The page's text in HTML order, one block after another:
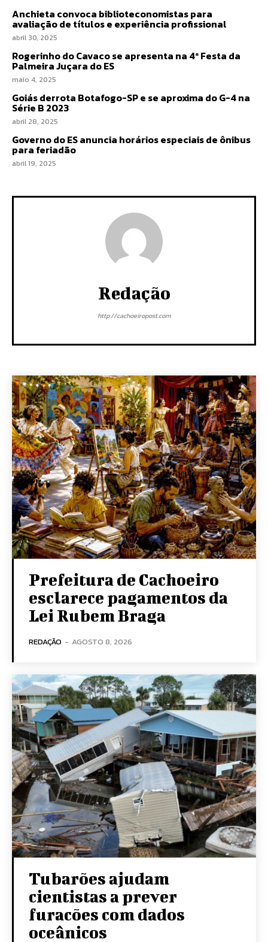
Anchieta convoca biblioteconomistas para
avaliação de títulos e experiência profissional
abril 30, 2025
Rogerinho do Cavaco se apresenta na 4ª Festa da
Palmeira Juçara do ES
maio 4, 2025
Goiás derrota Botafogo-SP e se aproxima do G-4 na
Série B 2023
abril 28, 2025
Governo do ES anuncia horários especiais de ônibus
para feriadão
abril 19, 2025
Redação
http://cachoeiropost.com
Prefeitura de Cachoeiro
esclarece pagamentos da
Lei Rubem Braga
REDAÇÃO - AGOSTO 8, 2026
Tubarões ajudam
cientistas a prever
furacões com dados
oceânicos